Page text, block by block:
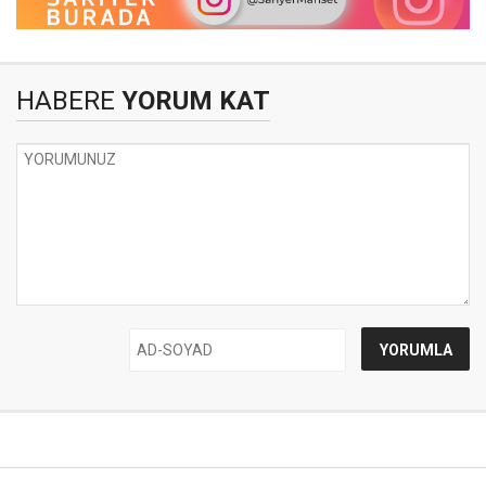
HABERE YORUM KAT